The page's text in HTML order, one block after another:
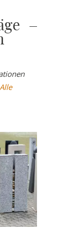
Alle